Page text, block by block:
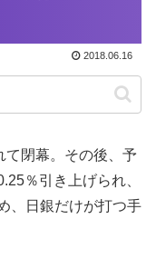
2018.06.16
て閉幕。その後、予
％引き上げられ、
、日銀だけが打つ手